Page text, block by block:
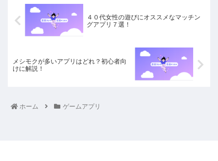
４０代女性の遊びにオススメなマッチン
グアプリ７選！
メシモクが多いアプリはどれ？初心者向
けに解説！
ホーム ゲームアプリ